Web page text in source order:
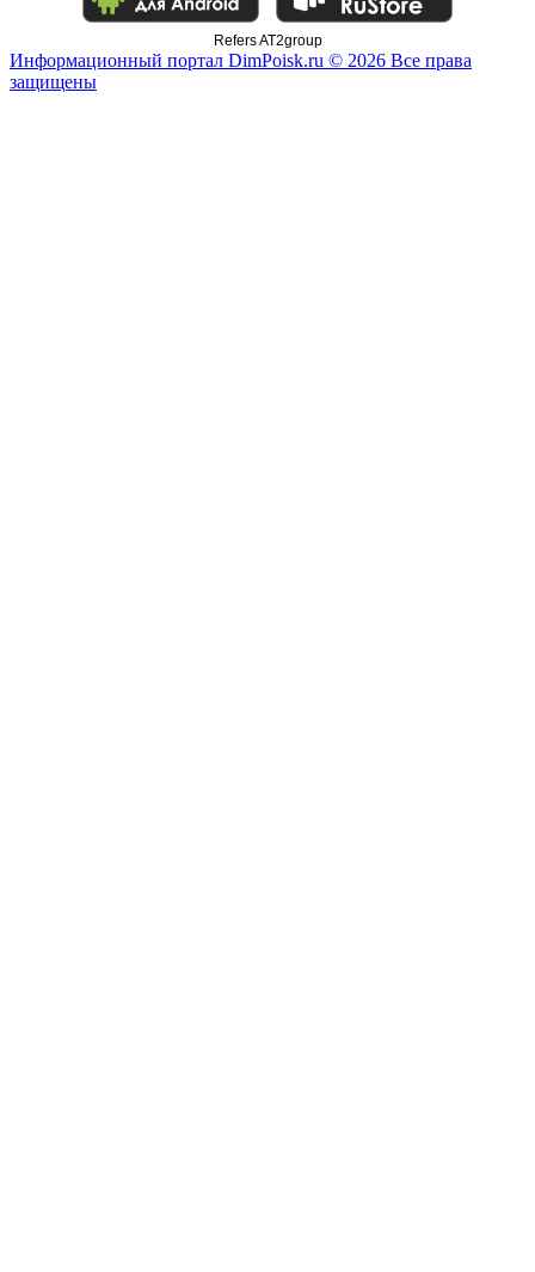
Refers AT2group
Информационный портал DimPoisk.ru © 2026 Все права
защищены